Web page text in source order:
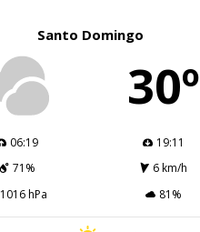
Santo Domingo
30º
06:19
19:11
71%
6 km/h
1016 hPa
81%